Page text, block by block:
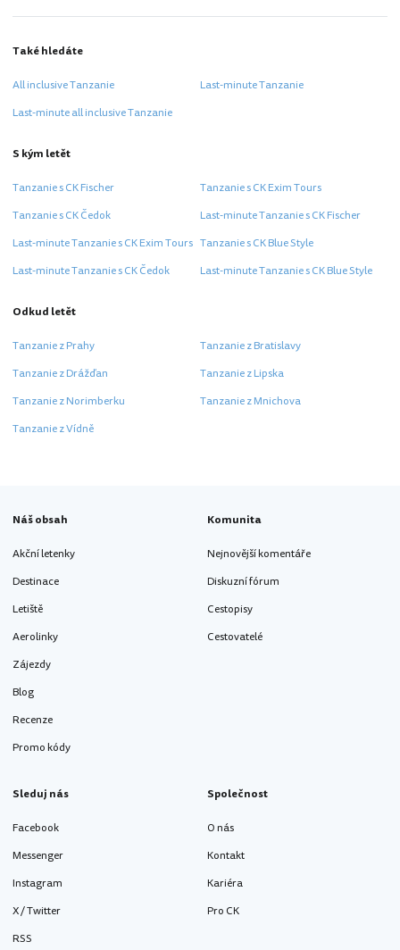
Také hledáte
All inclusive Tanzanie
Last-minute Tanzanie
Last-minute all inclusive Tanzanie
S kým letět
Tanzanie s CK Fischer
Tanzanie s CK Exim Tours
Tanzanie s CK Čedok
Last-minute Tanzanie s CK Fischer
Last-minute Tanzanie s CK Exim Tours Tanzanie s CK Blue Style
Last-minute Tanzanie s CK Čedok
Last-minute Tanzanie s CK Blue Style
Odkud letět
Tanzanie z Prahy
Tanzanie z Bratislavy
Tanzanie z Drážďan
Tanzanie z Lipska
Tanzanie z Norimberku
Tanzanie z Mnichova
Tanzanie z Vídně
Náš obsah
Akční letenky
Destinace
Letiště
Aerolinky
Zájezdy
Blog
Recenze
Promo kódy
Komunita
Nejnovější komentáře
Diskuzní fórum
Cestopisy
Cestovatelé
Sleduj nás
Facebook
Messenger
Instagram
X / Twitter
RSS
Společnost
O nás
Kontakt
Kariéra
Pro CK